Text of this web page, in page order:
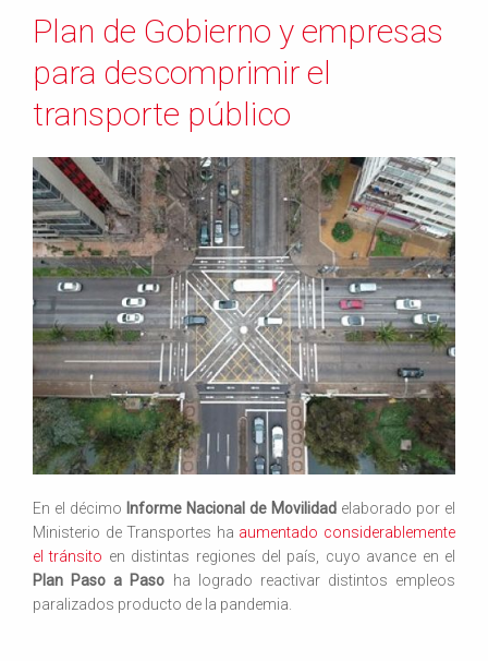
Plan de Gobierno y empresas
para descomprimir el
transporte público
En el décimo Informe Nacional de Movilidad elaborado por el
Ministerio de Transportes ha aumentado considerablemente
el tránsito en distintas regiones del país, cuyo avance en el
Plan Paso a Paso ha logrado reactivar distintos empleos
paralizados producto de la pandemia.